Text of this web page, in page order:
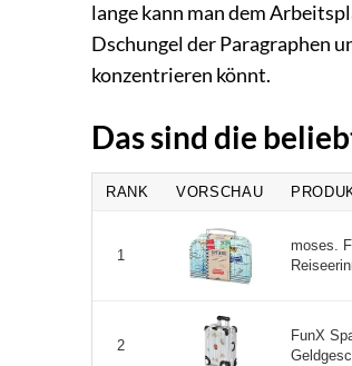
lange kann man dem
Dschungel der Paragraphen
konzentrieren könnt.
Das sind die
RANK VORSCHAU
1
moses.
2
FunX